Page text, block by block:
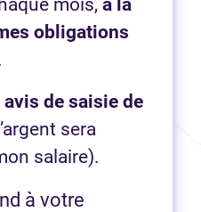
mois, à la
obligations
avis de saisie de
sera
salaire).
à votre